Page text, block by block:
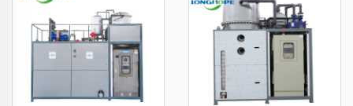
extraheringsmaskin
för noll vätskeutsläpp
ZLD